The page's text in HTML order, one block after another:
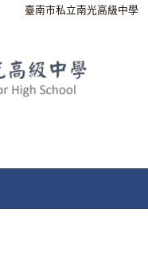
臺南市私立南光高級中學